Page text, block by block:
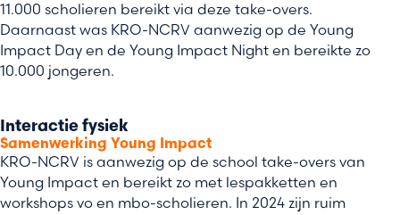
11.000 scholieren bereikt via deze take-overs.
Daarnaast was KRO-NCRV aanwezig op de Young
Impact Day en de Young Impact Night en bereikte zo
10.000 jongeren.
Interactie fysiek
Samenwerking Young Impact
KRO-NCRV is aanwezig op de school take-overs van
Young Impact en bereikt zo met lespakketten en
workshops vo en mbo-scholieren. In 2024 zijn ruim